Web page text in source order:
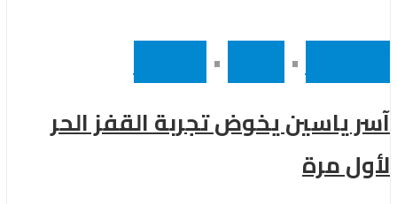
•
•
آسر ياسين يخوض تجربة القفز الحر
لأول مرة